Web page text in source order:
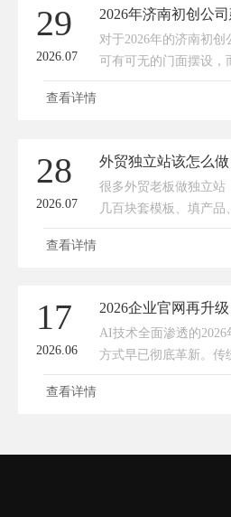
29
2026.07
对于2026年的济南初
可有可无的门面摆设
客、客户信任积累的核
查看详情
28
2026.07
很多外贸老板做独立站
几百块套模板、填产品
完成。结果网站上线半
查看详情
17
2026.06
AI技术全面渗透的
方式早已彻底革新。传
逐渐弱化，以大模型
查看详情